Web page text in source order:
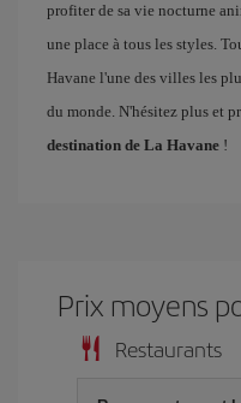
profiter de sa vie nocturne
une place à tous les styles.
Havane l'une des villes les
du monde. N'hésitez plus et
destination de La Havane !
Prix ​​moyens
Restaurants